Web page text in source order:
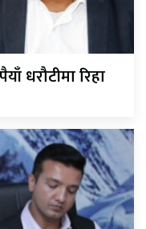
धरौटीमा रिहा